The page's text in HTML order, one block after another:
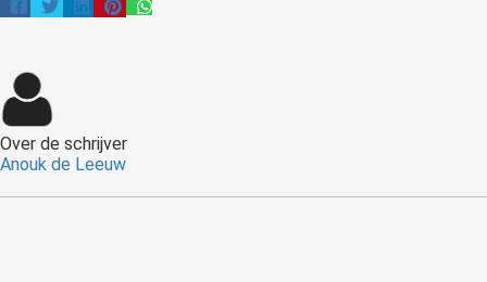
Over de schrijver
Anouk de Leeuw